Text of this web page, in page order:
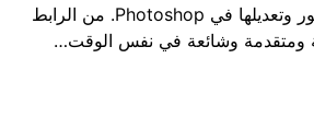
الوقت لتحرير الصور وتعديلها في Photoshop. من الرابط
ومتقدمة وشائعة في نفس الوقت…